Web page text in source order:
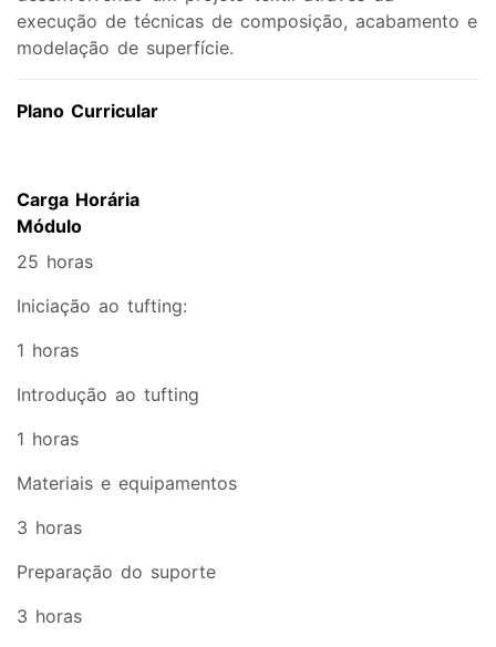
execução de técnicas de composição, acabamento e
modelação de superfície.
Plano Curricular
Carga Horária
Módulo
25 horas
Iniciação ao tufting:
1 horas
Introdução ao tufting
1 horas
Materiais e equipamentos
3 horas
Preparação do suporte
3 horas